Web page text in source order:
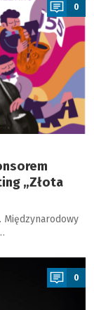
0
„Złota
Międzynarodowy
0